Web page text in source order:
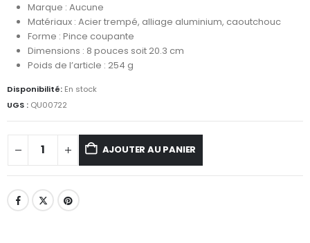
Marque : Aucune
Matériaux : Acier trempé, alliage aluminium, caoutchouc
Forme : Pince coupante
Dimensions : 8 pouces soit 20.3 cm
Poids de l’article : 254 g
Disponibilité: En stock
UGS : QU00722
AJOUTER AU PANIER